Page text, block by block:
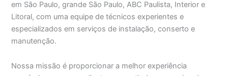
em São Paulo, grande São Paulo, ABC Paulista, Interior e
Litoral, com uma equipe de técnicos experientes e
especializados em serviços de instalação, conserto e
manutenção.
Nossa missão é proporcionar a melhor experiência